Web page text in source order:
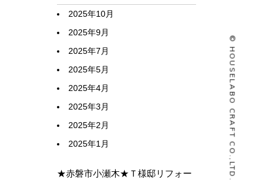
2025年10月
2025年9月
2025年7月
2025年5月
2025年4月
2025年3月
2025年2月
2025年1月
★赤磐市小瀬木★Ｔ様邸リフォー
© HOUSELABO CRAFT CO.,LTD.